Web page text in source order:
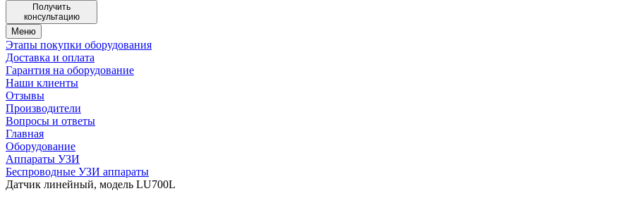
Получить
консультацию
Меню
Этапы покупки оборудования
Доставка и оплата
Гарантия на оборудование
Наши клиенты
Отзывы
Производители
Вопросы и ответы
Главная
Оборудование
Аппараты УЗИ
Беспроводные УЗИ аппараты
Датчик линейный, модель LU700L